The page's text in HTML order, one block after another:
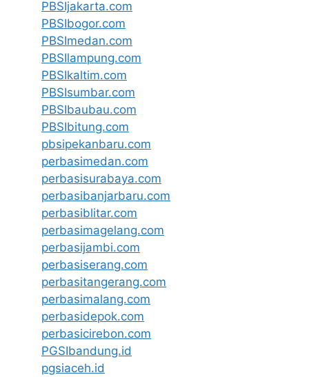
PBSIjakarta.com
PBSIbogor.com
PBSImedan.com
PBSIlampung.com
PBSIkaltim.com
PBSIsumbar.com
PBSIbaubau.com
PBSIbitung.com
pbsipekanbaru.com
perbasimedan.com
perbasisurabaya.com
perbasibanjarbaru.com
perbasiblitar.com
perbasimagelang.com
perbasijambi.com
perbasiserang.com
perbasitangerang.com
perbasimalang.com
perbasidepok.com
perbasicirebon.com
PGSIbandung.id
pgsiaceh.id